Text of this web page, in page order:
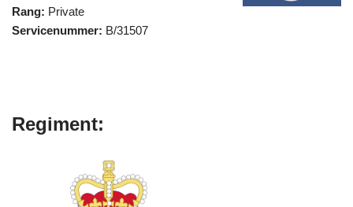
Rang: Private
Servicenummer: B/31507
Regiment: